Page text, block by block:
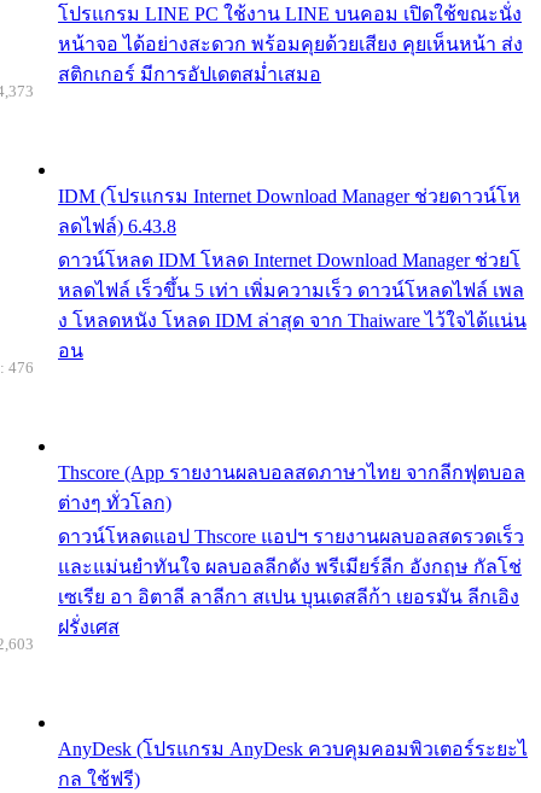
โปรแกรม LINE PC ใช้งาน LINE บนคอม เปิดใช้ขณะนั่ง
หน้าจอ ได้อย่างสะดวก พร้อมคุยด้วยเสียง คุยเห็นหน้า ส่ง
สติกเกอร์ มีการอัปเดตสม่ำเสมอ
IDM (โปรแกรม Internet Download Manager ช่วยดาวน์โห
ลดไฟล์) 6.43.8
ดาวน์โหลด IDM โหลด Internet Download Manager ช่วยโ
หลดไฟล์ เร็วขึ้น 5 เท่า เพิ่มความเร็ว ดาวน์โหลดไฟล์ เพล
ง โหลดหนัง โหลด IDM ล่าสุด จาก Thaiware ไว้ใจได้แน่น
อน
Thscore (App รายงานผลบอลสดภาษาไทย จากลีกฟุตบอล
ต่างๆ ทั่วโลก)
ดาวน์โหลดแอป Thscore แอปฯ รายงานผลบอลสดรวดเร็ว
และแม่นยำทันใจ ผลบอลลีกดัง พรีเมียร์ลีก อังกฤษ กัลโช่
เซเรีย อา อิตาลี ลาลีกา สเปน บุนเดสลีก้า เยอรมัน ลีกเอิง
ฝรั่งเศส
476
AnyDesk (โปรแกรม AnyDesk ควบคุมคอมพิวเตอร์ระยะไ
กล ใช้ฟรี)